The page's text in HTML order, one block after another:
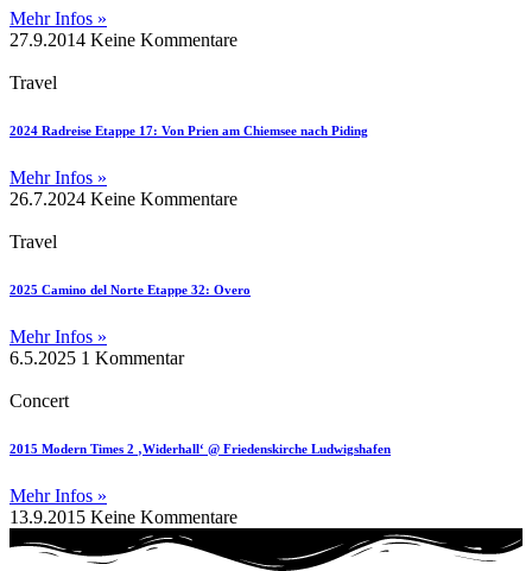
Mehr Infos »
27.9.2014 Keine Kommentare
Travel
2024 Radreise Etappe 17: Von Prien am Chiemsee nach Piding
Mehr Infos »
26.7.2024 Keine Kommentare
Travel
2025 Camino del Norte Etappe 32: Overo
Mehr Infos »
6.5.2025 1 Kommentar
Concert
2015 Modern Times 2 ‚Widerhall‘ @ Friedenskirche Ludwigshafen
Mehr Infos »
13.9.2015 Keine Kommentare